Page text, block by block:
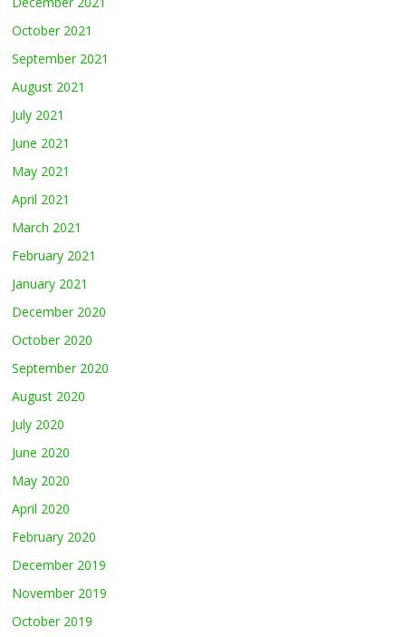
October 2021
September 2021
August 2021
July 2021
June 2021
May 2021
April 2021
March 2021
February 2021
January 2021
December 2020
October 2020
September 2020
August 2020
July 2020
June 2020
May 2020
April 2020
February 2020
December 2019
November 2019
October 2019